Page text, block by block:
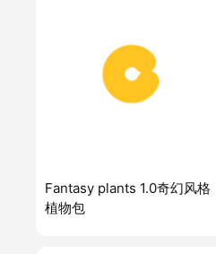
Fantasy plants 1.0奇幻风格
植物包